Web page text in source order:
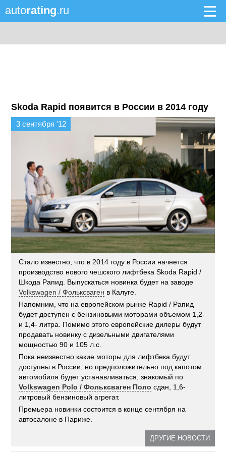
autorating.ru
Skoda Rapid появится в России в 2014 году
3 сентября '12
Стало известно, что в 2014 году в России начнется
производство нового чешского лифтбека Skoda Rapid /
Шкода Рапид. Выпускаться новинка будет на заводе
Volkswagen / Фольксваген в Калуге.
Напомним, что на европейском рынке Rapid / Рапид
будет доступен с бензиновыми моторами объемом 1,2-
и 1,4- литра. Помимо этого европейские дилеры будут
продавать новинку с дизельными двигателями
мощностью 90 и 105 л.с.
Пока неизвестно какие моторы для лифтбека будут
доступны в России, но предположительно под капотом
автомобиля будет устанавливаться, знакомый по
Volkswagen Polo / Фольксваген Поло сдан, 1,6-
литровый бензиновый агрегат.
Премьера новинки состоится в конце сентября на
автосалоне в Париже.
ДРУГИЕ НОВОСТИ